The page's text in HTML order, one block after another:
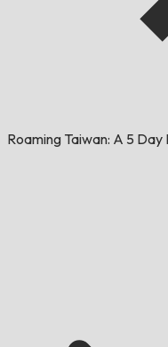
Roaming Taiwan: A 5